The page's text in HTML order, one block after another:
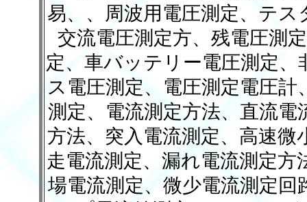
易、、周波用電圧測定、テ
交流電圧測定方、残電圧測
定、車バッテリー電圧測定、
ス電圧測定、電圧測定電圧
測定、電流測定方法、直流
方法、突入電流測定、高速
走電流測定、漏れ電流測定
場電流測定、微少電流測定